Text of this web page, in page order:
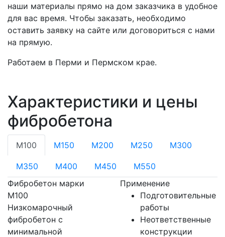
наши материалы прямо на дом заказчика в удобное
для вас время. Чтобы заказать, необходимо
оставить заявку на сайте или договориться с нами
на прямую.
Работаем в Перми и Пермском крае.
Характеристики и цены
фибробетона
М100 М150 М200 М250 М300
М350 М400 М450
М550
Фибробетон марки
М100
Низкомарочный
фибробетон с
минимальной
Применение
Подготовительные
работы
Неответственные
конструкции